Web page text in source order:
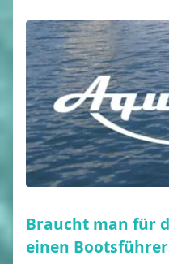
Braucht man für
einen